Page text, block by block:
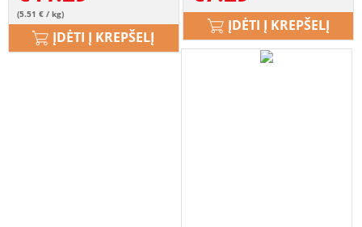
(5.51 € / kg)
ĮDĖTI Į KREPŠELĮ
ĮDĖTI Į KREPŠELĮ